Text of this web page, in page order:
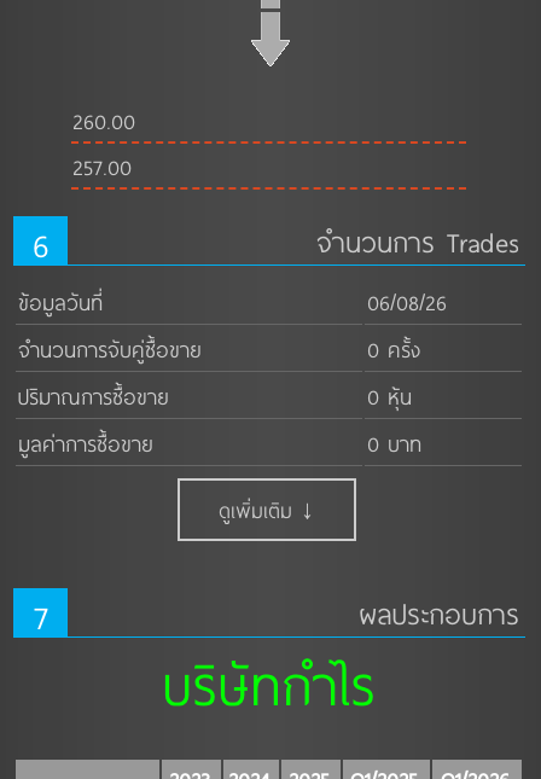
260.00
257.00
6 จำนวนการ Trades
ข้อมูลวันที่
06/08/26
จำนวนการจับคู่ซื้อขาย
0 ครั้ง
ปริมาณการซื้อขาย
0 หุ้น
มูลค่าการซื้อขาย
0 บาท
ดูเพิ่มเติม ↓
7 ผลประกอบการ
บริษัทกำไร